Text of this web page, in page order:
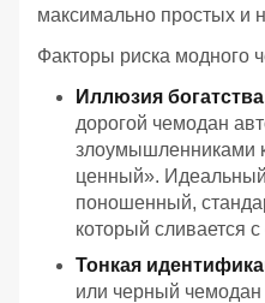
максимально простых и
Факторы риска модного
Иллюзия
дорогой чемодан
злоумышленниками
ценный».
поношенный,
который сливается
Тонкая
или черный чемодан